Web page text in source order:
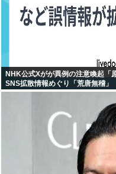
NHK公式Xがが異例の注意喚起「
SNS拡散情報めぐり「荒唐無稽」